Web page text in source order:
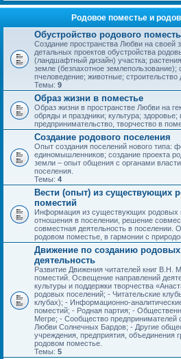
Родовое поместье и
Обустройство родового
Создание пространства Любви на своей
детальных проектов обустройства
(ландшафтный дизайн) участка;
земле (безпахотное землепользование);
пчеловедение; животные; строительство
Темы: 9
Образ жизни в поместье
Образ жизни в пространстве Любви на
обряды и праздники; культура;
предпринимательство, творчество в
Создание родового поселения
Опыт создания поселений нового типа:
единомышленников; создание проекта
земли – опыт общения с органами
поселения.
Темы: 4
Вести (опыт) из существующих
поместий
Информация из существующих родовых
отношения в поселении, решение
совместная деятельность в поселении.
родовом поместье, в гармонии с
Движение по созданию родовых
деятельность
Развитие Движения читателей книг В.Н.
поместий. Освещение направлений
культуры и поддержки творчества
родовых поселений; - Читательские
клубах); - Информационно-
поместий; - Родная партия; -
Мегре; - Сообщество
Любви Солнечных Бардов; - Другие
учреждения, предприятия,
родовом поместье.
Темы: 5